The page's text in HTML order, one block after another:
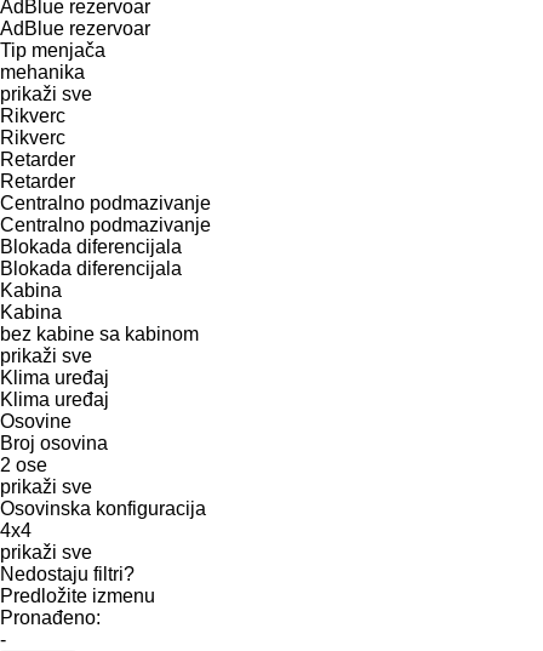
AdBlue rezervoar
AdBlue rezervoar
Tip menjača
mehanika
prikaži sve
Rikverc
Rikverc
Retarder
Retarder
Centralno podmazivanje
Centralno podmazivanje
Blokada diferencijala
Blokada diferencijala
Kabina
Kabina
bez kabine sa kabinom
prikaži sve
Klima uređaj
Klima uređaj
Osovine
Broj osovina
2 ose
prikaži sve
Osovinska konfiguracija
4x4
prikaži sve
Nedostaju filtri?
Predložite izmenu
Pronađeno:
-